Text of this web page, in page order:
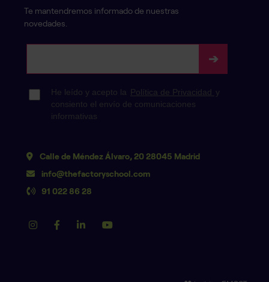
Te mantendremos informado de nuestras
novedades.
Calle de Méndez Álvaro, 20 28045 Madrid
info@thefactoryschool.com
91 022 86 28